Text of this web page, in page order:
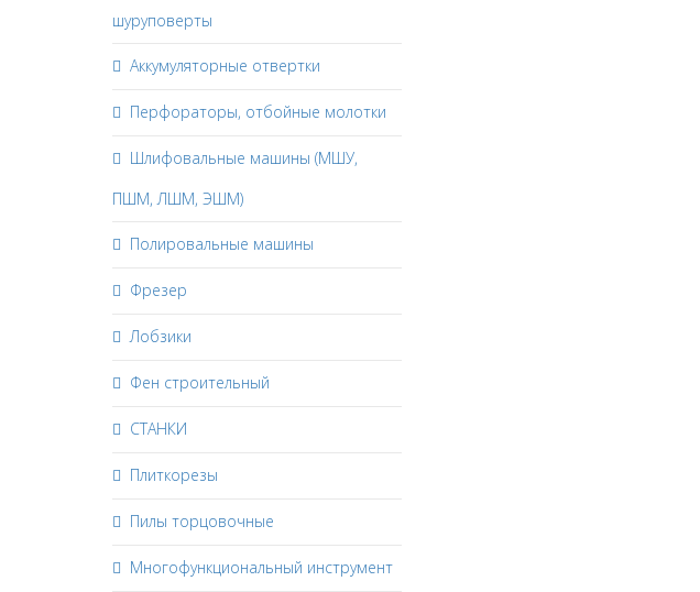
шуруповерты
Аккумуляторные отвертки
Перфораторы, отбойные молотки
Шлифовальные машины (МШУ,
ПШМ, ЛШМ, ЭШМ)
Полировальные машины
Фрезер
Лобзики
Фен строительный
СТАНКИ
Плиткорезы
Пилы торцовочные
Многофункциональный инструмент